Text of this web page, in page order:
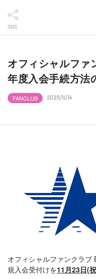
SNS
オフィシャルフ
年度入会手続方法
FANCLUB 2025/11/14
オフィシャルファンクラ
規入会受付けを11月23日(